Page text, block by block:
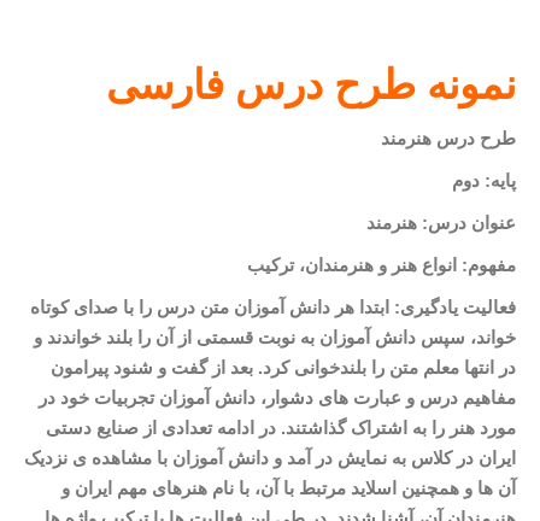
نمونه طرح درس فارسی
طرح درس هنرمند
پایه: دوم
عنوان درس: هنرمند
مفهوم: انواع هنر و هنرمندان، ترکیب
فعالیت یادگیری: ابتدا هر دانش آموزان متن درس را با صدای کوتاه
خواند، سپس دانش آموزان به نوبت قسمتی از آن را بلند خواندند و
در انتها معلم متن را بلندخوانی کرد. بعد از گفت و شنود پیرامون
مفاهیم درس و عبارت های دشوار، دانش آموزان تجربیات خود در
مورد هنر را به اشتراک گذاشتند. در ادامه تعدادی از صنایع دستی
ایران در کلاس به نمایش در آمد و دانش آموزان با مشاهده ی نزدیک
آن ها و همچنین اسلاید مرتبط با آن، با نام هنرهای مهم ایران و